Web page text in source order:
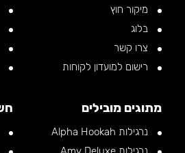
מיקור חוץ
בלוג
צרו קשר
רישום למועדון לקוחות
מתוגים מובילים
נרגילות Alpha Hookah